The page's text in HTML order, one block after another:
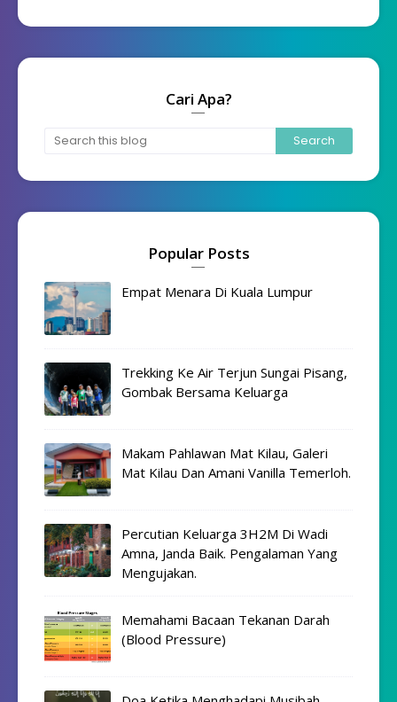
Cari Apa?
Popular Posts
Empat Menara Di Kuala Lumpur
Trekking Ke Air Terjun Sungai Pisang,
Gombak Bersama Keluarga
Makam Pahlawan Mat Kilau, Galeri
Mat Kilau Dan Amani Vanilla Temerloh.
Percutian Keluarga 3H2M Di Wadi
Amna, Janda Baik. Pengalaman Yang
Mengujakan.
Memahami Bacaan Tekanan Darah
(Blood Pressure)